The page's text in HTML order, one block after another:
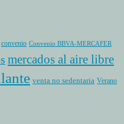
convenio Convenio BBVA-MERCAFER
mercados al aire libre
venta no sedentaria Verano